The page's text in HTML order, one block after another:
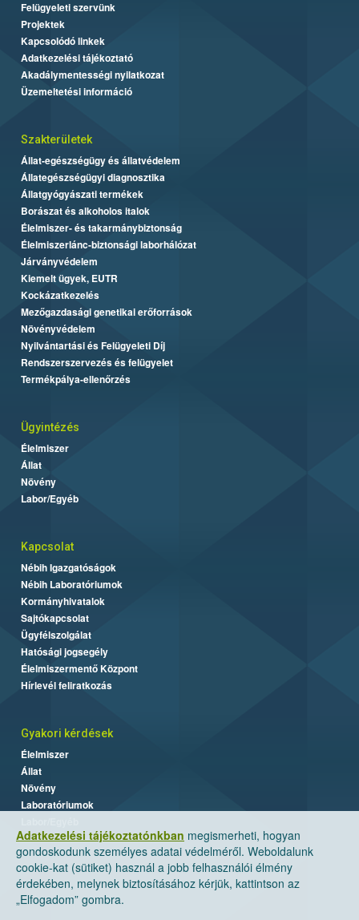
Adatkezelési tájékoztatónkban megismerheti, hogyan
gondoskodunk személyes adatai védelméről. Weboldalunk
cookie-kat (sütiket) használ a jobb felhasználói élmény
érdekében, melynek biztosításához kérjük, kattintson az
„Elfogadom” gombra.
Felügyeleti szervünk
Projektek
Kapcsolódó linkek
Adatkezelési tájékoztató
Akadálymentességi nyilatkozat
Üzemeltetési információ
Szakterületek
Állat-egészségügy és állatvédelem
Állategészségügyi diagnosztika
Állatgyógyászati termékek
Borászat és alkoholos italok
Élelmiszer- és takarmánybiztonság
Élelmiszerlánc-biztonsági laborhálózat
Járványvédelem
Kiemelt ügyek, EUTR
Kockázatkezelés
Mezőgazdasági genetikai erőforrások
Növényvédelem
Nyilvántartási és Felügyeleti Díj
Rendszerszervezés és felügyelet
Termékpálya-ellenőrzés
Ügyintézés
Élelmiszer
Állat
Növény
Labor/Egyéb
Kapcsolat
Nébih Igazgatóságok
Nébih Laboratóriumok
Kormányhivatalok
Sajtókapcsolat
Ügyfélszolgálat
Hatósági jogsegély
Élelmiszermentő Központ
Hírlevél feliratkozás
Gyakori kérdések
Élelmiszer
Állat
Növény
Laboratóriumok